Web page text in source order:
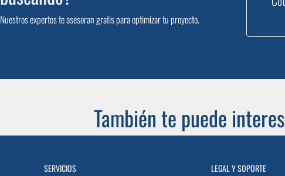
Nuestros expertos te asesoran gratis para optimizar tu proyecto.
También te puede
SERVICIOS
LEGAL Y SOPORTE